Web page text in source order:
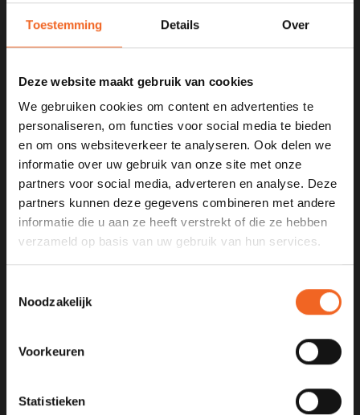
Toestemming Details Over
Deze website maakt gebruik van cookies
We gebruiken cookies om content en advertenties te
personaliseren, om functies voor social media te bieden
en om ons websiteverkeer te analyseren. Ook delen we
informatie over uw gebruik van onze site met onze
partners voor social media, adverteren en analyse. Deze
partners kunnen deze gegevens combineren met andere
informatie die u aan ze heeft verstrekt of die ze hebben
verzameld op basis van uw gebruik van hun services.
Noodzakelijk
Voorkeuren
Statistieken
SCHRIJF JE IN VOOR ONZE
KANOCENTRUM ARJAN BLOEM
Poelweg 1B
1531MD
Wormer
075 621 8805